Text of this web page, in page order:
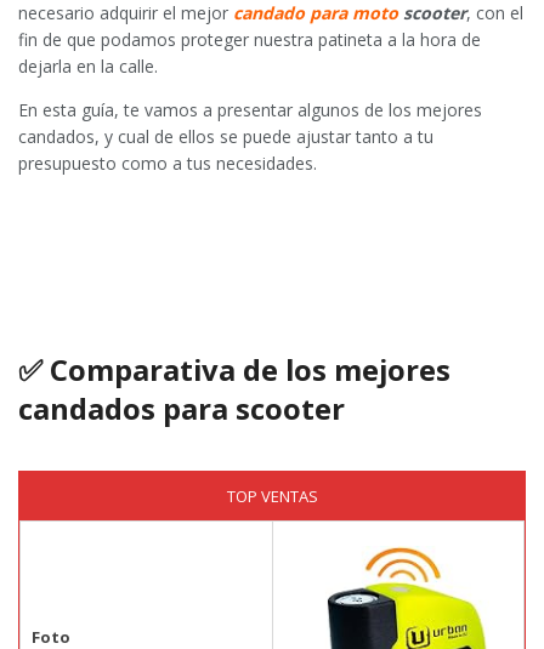
necesario adquirir el mejor candado para motoscooter, con el
fin de que podamos proteger nuestra patineta a la hora de
dejarla en la calle.
En esta guía, te vamos a presentar algunos de los mejores
candados, y cual de ellos se puede ajustar tanto a tu
presupuesto como a tus necesidades.
✅ Comparativa de los mejores
candados para scooter
TOP VENTAS
Foto